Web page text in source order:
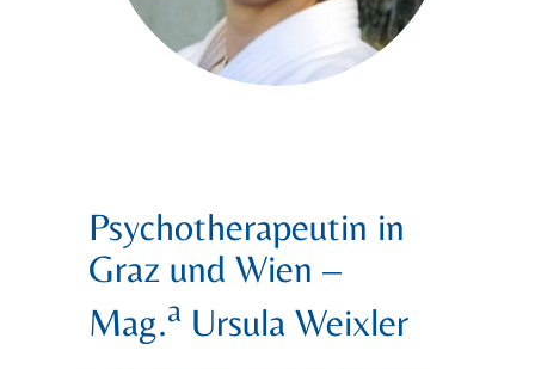
Psychotherapeutin in
Graz und Wien –
Mag.a Ursula Weixler